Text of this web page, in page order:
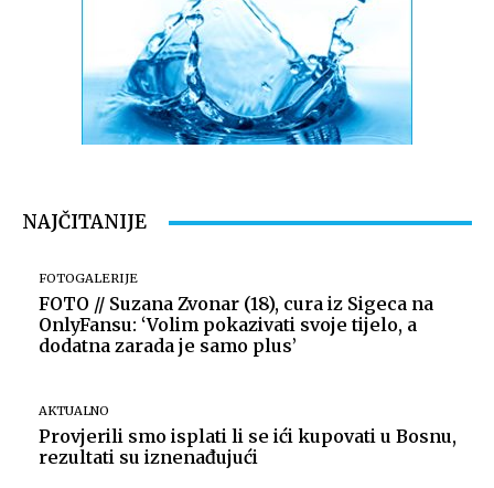
NAJČITANIJE
FOTOGALERIJE
FOTO // Suzana Zvonar (18), cura iz Sigeca na
OnlyFansu: ‘Volim pokazivati svoje tijelo, a
dodatna zarada je samo plus’
AKTUALNO
Provjerili smo isplati li se ići kupovati u Bosnu,
rezultati su iznenađujući